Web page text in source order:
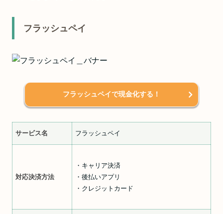
フラッシュペイ
フラッシュペイで現金化する！
サービス名 フラッシュペイ
対応決済方法
・キャリア決済
・後払いアプリ
・クレジットカード